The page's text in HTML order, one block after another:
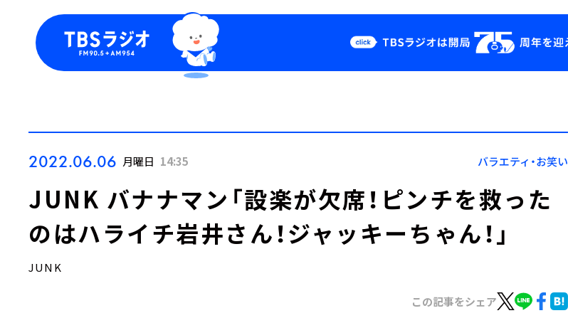
Podcast
YouTube
会社情報
2022.06.06 月曜日 14:35 バラエティ・お笑い
JUNK バナナマン「設楽が欠席！ピンチを救った
のはハライチ岩井さん！ジャッキーちゃん！」
JUNK
この記事をシェア